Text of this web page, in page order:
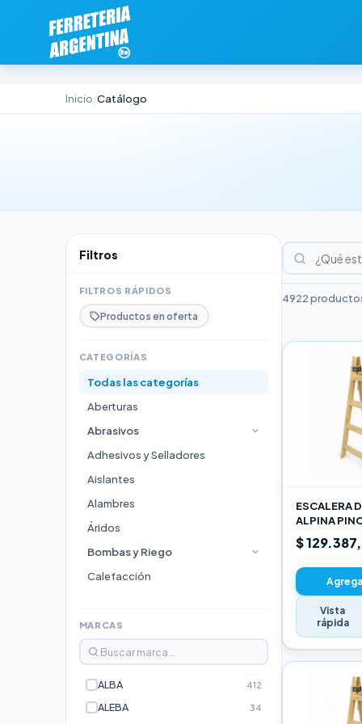
Inicio/Catálogo
Filtros
FILTROS RÁPIDOS
Productos en oferta
CATEGORÍAS
Todas las categorías
Aberturas
Abrasivos
Adhesivos y Selladores
Aislantes
Alambres
Áridos
Bombas y Riego
Calefacción
Durlock
Electricidad e Iluminación
MARCAS
ALBA 412
ALEBA 34
4922
ESCALERA
ALPINA
3,00M PRO
$
Vista
rápida